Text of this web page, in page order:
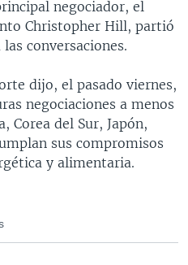
negociador, el
Christopher Hill, partió
conversaciones.
dijo, el pasado viernes,
negociaciones a menos
Corea del Sur, Japón,
sus compromisos
y alimentaria.